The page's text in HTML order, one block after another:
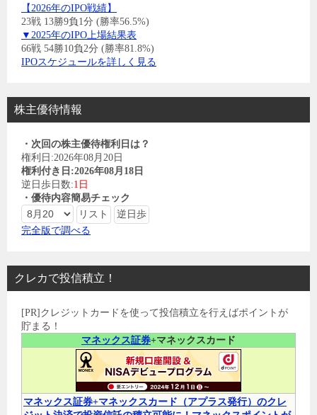
【2026年のIPO戦績】
23戦 13勝9負1分 (勝率56.5%)
▼2025年のIPO上場結果表
66戦 54勝10負2分 (勝率81.8%)
IPOスケジュールを詳しく見る
株主優待情報
・次回の株主優待権利日は？
権利日:2026年08月20日
権利付き日:2026年08月18日
逆日歩日数:1日
・優待内容簡易チェック
完全版で調べる
クレカで投信積立！
[PR]クレジットカードを使って投信積立を行えばポイントが
貯まる！
マネックス証券+マネックスカード
マネックス証券+マネックスカード（アプラス発行）のクレ